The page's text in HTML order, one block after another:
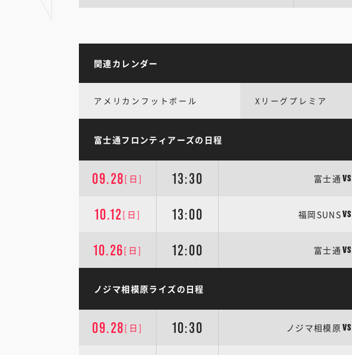
関連カレンダー
アメリカンフットボール Xリーグプレミア
富士通フロンティアーズの日程
09.28[日] 13:30 富士通 VS
10.12 [日] 13:00 福岡SUNSVS
10.26[日] 12:00 富士通 VS
ノジマ相模原ライズの日程
09.28[日] 10:30 ノジマ相模原VS